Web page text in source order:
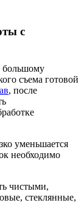
с
большому
съема готовой
, после
уменьшается
необходимо
чистыми,
стеклянные,